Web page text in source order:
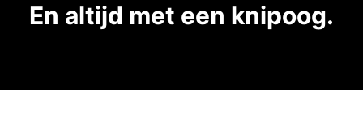
En altijd met een knipoog.